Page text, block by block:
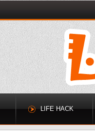
LIFE HACK